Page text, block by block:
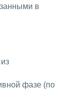
в
фазе (по